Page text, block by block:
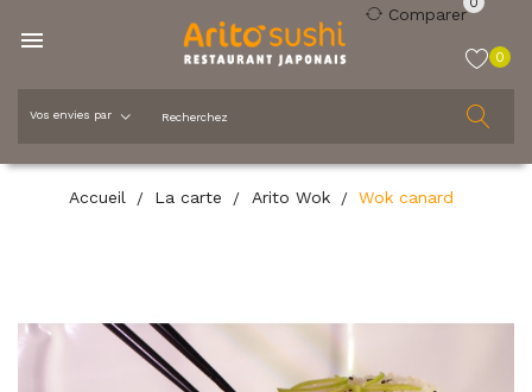

Comparer
0
Accueil La carte Arito Wok Wok canard